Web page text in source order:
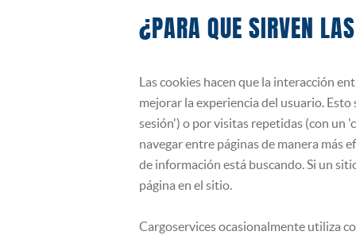
DESPACHO DE ADUANAS¿PARA QUE SIRVEN
Las cookies hacen que la interacción
mejorar la experiencia del usuario.
sesión') o por visitas repetidas (con un
navegar entre páginas de manera más
de información está buscando. Si un
página en el sitio.
Cargoservices ocasionalmente utiliza